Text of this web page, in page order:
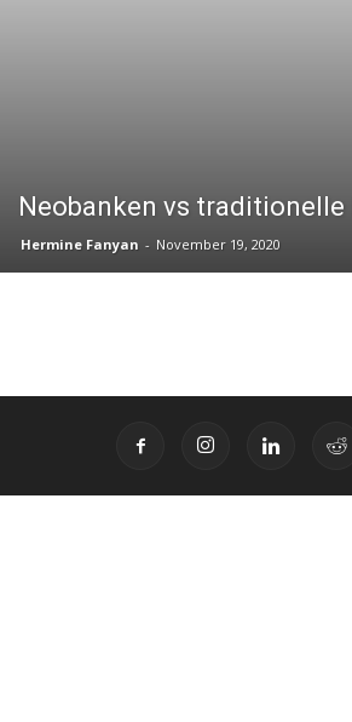
Neobanken vs traditionelle
Hermine Fanyan - November 19, 2020